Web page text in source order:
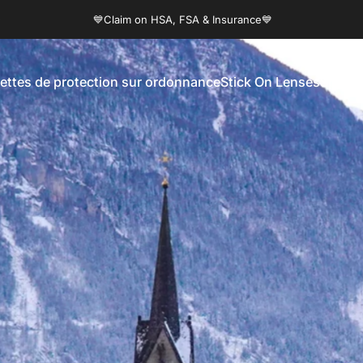
💙Claim on HSA, FSA & Insurance💙
de protection sur ordonnance
lunettes de protection sur ordonnance
Stick On Lenses
Stick On Lenses
Sports
Sports